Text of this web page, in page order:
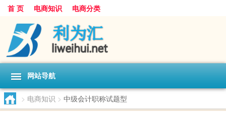
首 页 电商知识 电商分类
网站导航
> 电商知识 > 中级会计职称试题型